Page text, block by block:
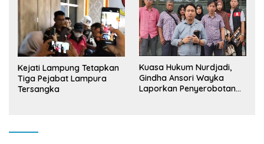
Kejati Lampung Tetapkan
Tiga Pejabat Lampura
Tersangka
Kuasa Hukum Nurdjadi,
Gindha Ansori Wayka
Laporkan Penyerobotan